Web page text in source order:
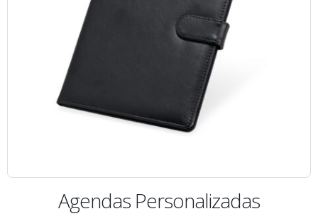
Agendas Personalizadas